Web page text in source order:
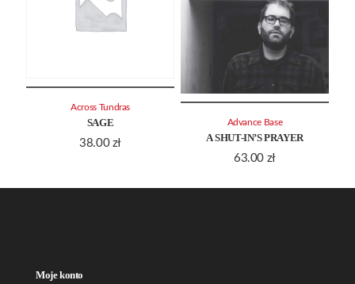
SAGE
38.00 zł
Across Tundras
A SHUT-IN’S PRAYER
63.00 zł
Advance Base
Moje konto